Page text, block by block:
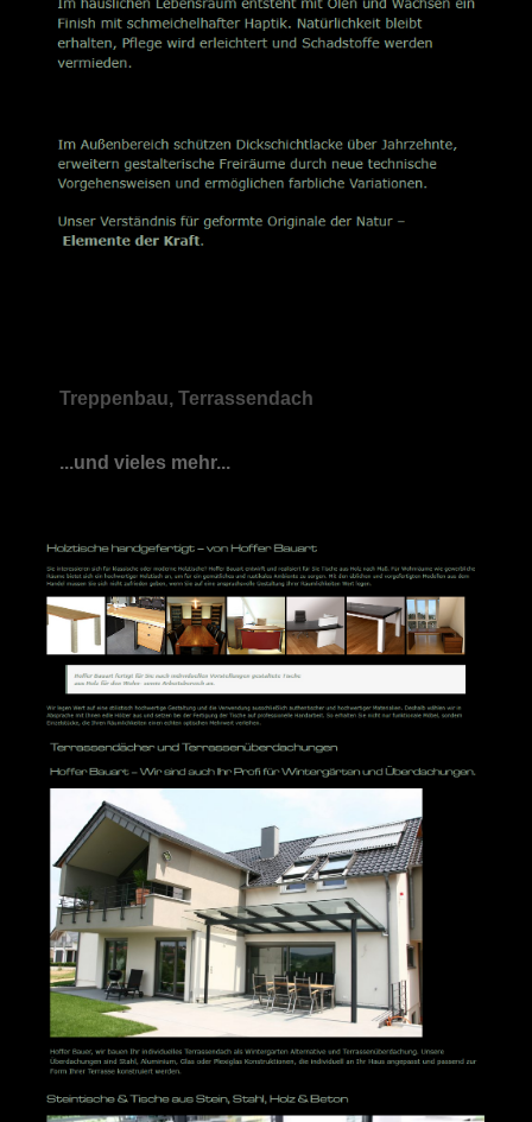
Treppenbau, Terrassendach
...und vieles mehr...